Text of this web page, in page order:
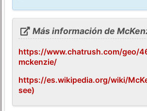
Más información de
https://www.chatrush.com/geo/
mckenzie/
https://es.wikipedia.org/wiki/
see)